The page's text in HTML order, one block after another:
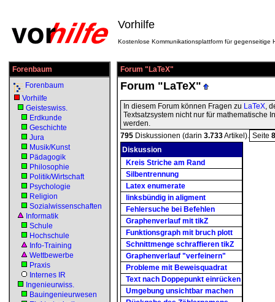
Vorhilfe
Kostenlose Kommunikationsplattform für gegenseitige
Forenbaum
Forenbaum
Vorhilfe
Geisteswiss.
Erdkunde
Geschichte
Jura
Musik/Kunst
Pädagogik
Philosophie
Politik/Wirtschaft
Psychologie
Religion
Sozialwissenschaften
Informatik
Schule
Hochschule
Info-Training
Wettbewerbe
Praxis
Internes IR
Ingenieurwiss.
Bauingenieurwesen
Forum "LaTeX"
Forum "LaTeX"
In diesem Forum können Fragen zu LaTeX,
Textsatzsystem nicht nur für mathematische
werden.
795 Diskussionen (darin 3.733Artikel). Seite 8
Diskussion
Kreis Striche am Rand
Silbentrennung
Latex enumerate
linksbündig in aligment
Fehlersuche bei Befehlen
Graphenverlauf mit tikZ
Funktionsgraph mit bruch plott
Schnittmenge schraffieren tikZ
Graphenverlauf "verfeinern"
Probleme mit Beweisquadrat
Text nach Doppepunkt einrücken
Umgebung unsichtbar machen